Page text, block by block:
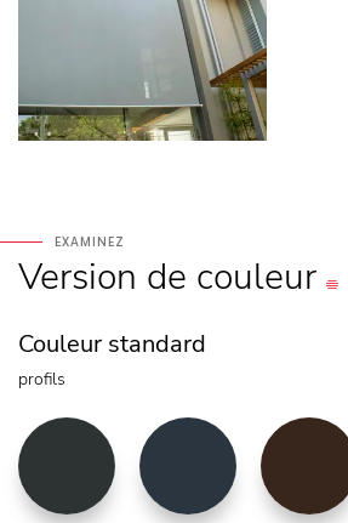
EXAMINEZ
Version de couleur
Couleur standard
profils